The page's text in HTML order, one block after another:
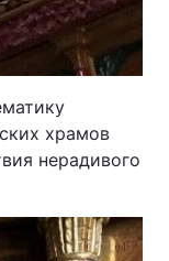
храмов
нерадивого